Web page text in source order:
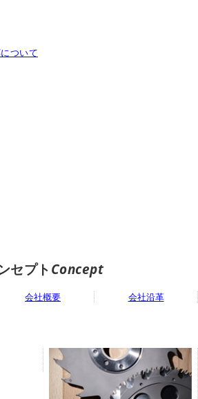
ついて
セプトConcept
会社概要 会社沿革